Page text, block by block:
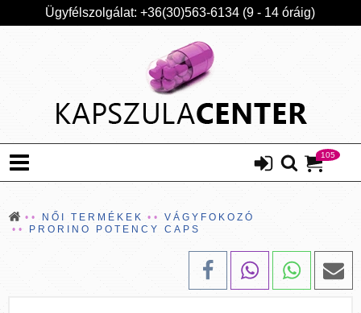
Ügyfélszolgálat: +36(30)563-6134 (9 - 14 óráig)
105
NŐI TERMÉKEK
VÁGYFOKOZÓ
PRORINO POTENCY CAPS